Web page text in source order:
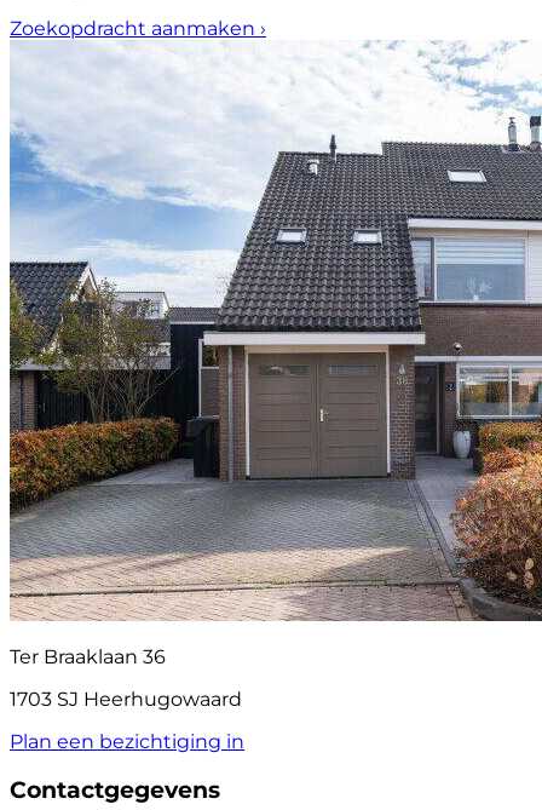
Zoekopdracht aanmaken ›
Ter Braaklaan 36
1703 SJ Heerhugowaard
Plan een bezichtiging in
Contactgegevens